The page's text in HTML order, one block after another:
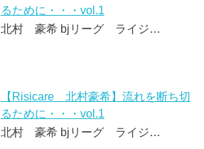
るために・・・vol.1
北村 豪希 bjリーグ ライジ…
【Risicare 北村豪希】流れを断ち切
るために・・・vol.1
北村 豪希 bjリーグ ライジ…